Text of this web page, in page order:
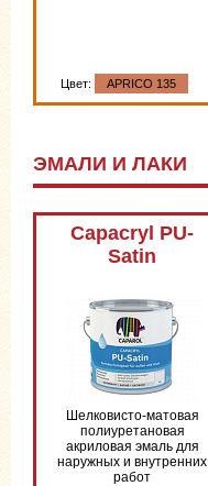
Цвет: APRICO 135
ЭМАЛИ И ЛАКИ
Capacryl PU-
Satin
Шелковисто-матовая
полиуретановая
акриловая эмаль для
наружных и внутренних
работ